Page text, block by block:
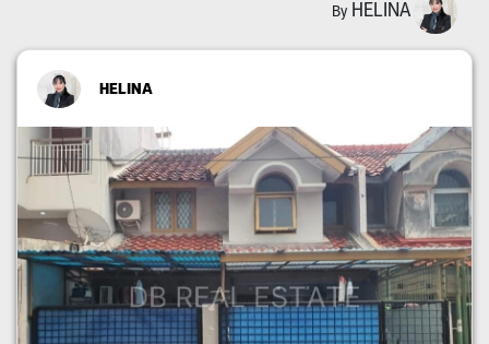
By HELINA
HELINA